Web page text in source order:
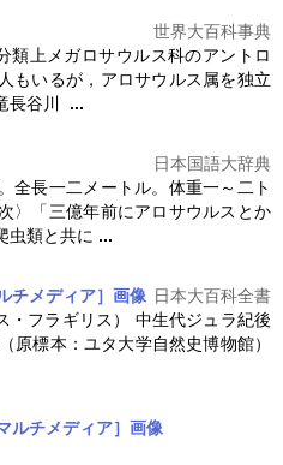
世界大百科事典
類上メガロサウルス科のアントロ
もいるが， アロサウルス 属を独立
長谷川 ...
日本国語大辞典
全長一二メートル。体重一～二ト
〉「三億年前にアロサウルス とか
虫類と共に ...
メディア］ 画像 日本大百科全書
・フラギリス） 中生代ジュラ紀後
原標本：ユタ大学自然史博物館）
チメディア］ 画像